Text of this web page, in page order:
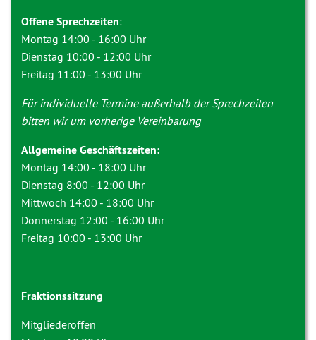
Offene Sprechzeiten:
Montag 14:00 - 16:00 Uhr
Dienstag 10:00 - 12:00 Uhr
Freitag 11:00 - 13:00 Uhr
Für individuelle Termine außerhalb der Sprechzeiten
bitten wir um vorherige Vereinbarung
Allgemeine Geschäftszeiten:
Montag 14:00 - 18:00 Uhr
Dienstag 8:00 - 12:00 Uhr
Mittwoch 14:00 - 18:00 Uhr
Donnerstag 12:00 - 16:00 Uhr
Freitag 10:00 - 13:00 Uhr
Fraktionssitzung
Mitgliederoffen